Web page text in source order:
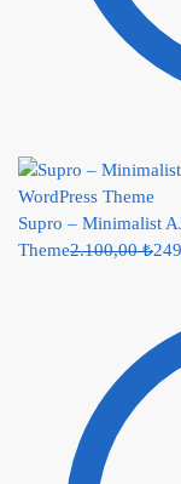
Supro – Minimalist
Theme2.100,00₺